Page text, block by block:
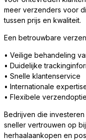
meer verzenders voor
tussen prijs en kwaliteit.
Een betrouwbare
• Veilige behandeling
• Duidelijke
• Snelle klantenservice
• Internationale
• Flexibele
Bedrijven die
sneller vertrouwen op
herhaalaankopen en